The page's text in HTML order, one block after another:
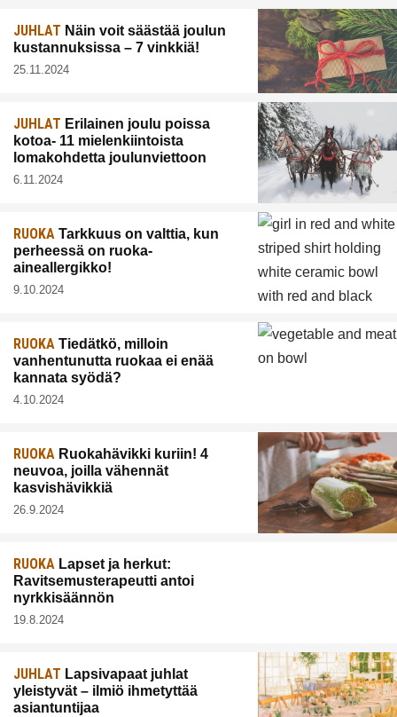
JUHLAT Näin voit säästää joulun
kustannuksissa – 7 vinkkiä!
25.11.2024
JUHLAT Erilainen joulu poissa
kotoa- 11 mielenkiintoista
lomakohdetta joulunviettoon
6.11.2024
RUOKA Tarkkuus on valttia, kun
perheessä on ruoka-
aineallergikko!
9.10.2024
RUOKA Tiedätkö, milloin
vanhentunutta ruokaa ei enää
kannata syödä?
4.10.2024
RUOKA Ruokahävikki kuriin! 4
neuvoa, joilla vähennät
kasvishävikkiä
26.9.2024
RUOKA Lapset ja herkut:
Ravitsemusterapeutti antoi
nyrkkisäännön
19.8.2024
JUHLAT Lapsivapaat juhlat
yleistyvät – ilmiö ihmetyttää
asiantuntijaa